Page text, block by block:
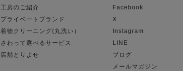
工房のご紹介
プライベートブランド
着物クリーニング(丸洗い）
さわって選べるサービス
店舗とりよせ
Facebook
X
Instagram
LINE
ブログ
メールマガジン